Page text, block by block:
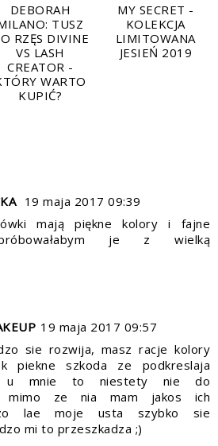
DEBORAH
TUSZ
RZĘS DIVINE
VS LASH
CREATOR -
WARTO
KUPIĆ?
MY SECRET -
KOLEKCJA
LIMITOWANA
JESIEŃ 2019
19 maja 2017 09:39
mają piękne kolory i fajne
je z wielką
19 maja 2017 09:57
sie rozwija, masz racje kolory
piekne szkoda ze podkreslaja
u mnie to niestety nie do
mimo ze nia mam jakos ich
lae moje usta szybko sie
mi to przeszkadza ;)